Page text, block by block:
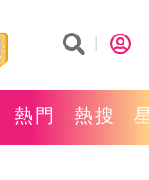
熱門 熱搜